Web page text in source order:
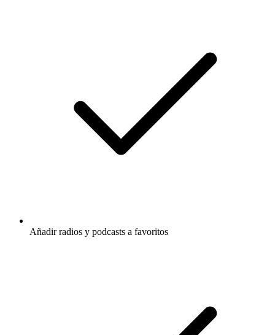
Añadir radios y podcasts a favoritos